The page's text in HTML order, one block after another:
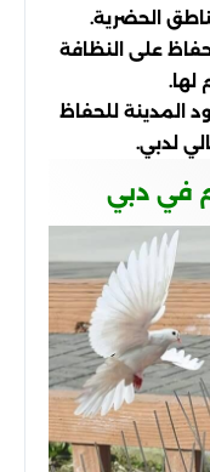
الحضرية.
على النظافة
لها.
المدينة للحفاظ
لدبي.
في دبي